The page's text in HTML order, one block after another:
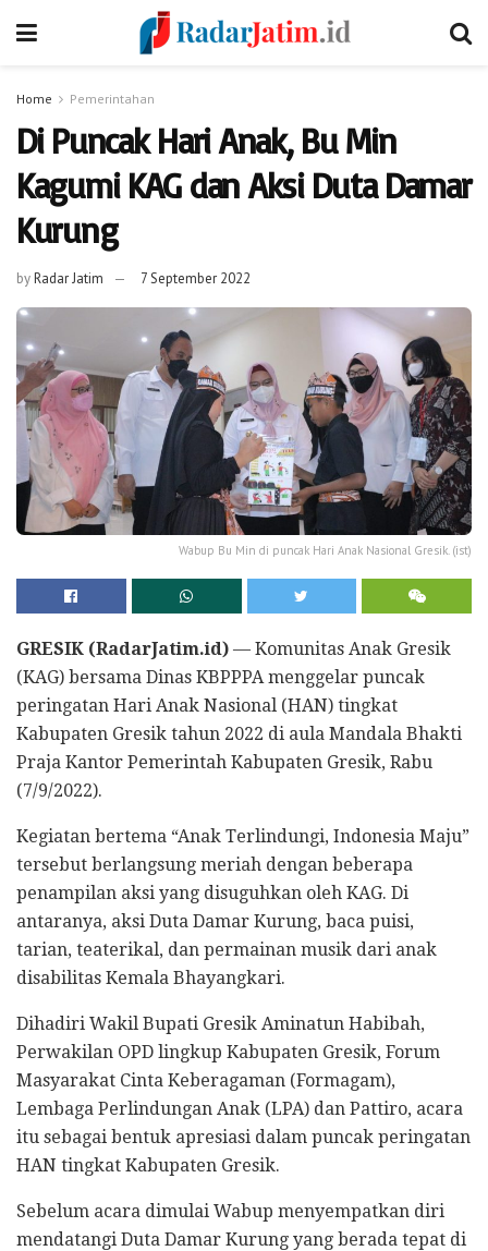
Home Pemerintahan
Di Puncak Hari Anak, Bu Min
Kagumi KAG dan Aksi Duta Damar
Kurung
byRadar Jatim 7 September 2022
Wabup Bu Min di puncak Hari Anak Nasional Gresik. (ist)
GRESIK (RadarJatim.id) — Komunitas Anak Gresik
(KAG) bersama Dinas KBPPPA menggelar puncak
peringatan Hari Anak Nasional (HAN) tingkat
Kabupaten Gresik tahun 2022 di aula Mandala Bhakti
Praja Kantor Pemerintah Kabupaten Gresik, Rabu
(7/9/2022).
Kegiatan bertema “Anak Terlindungi, Indonesia Maju”
tersebut berlangsung meriah dengan beberapa
penampilan aksi yang disuguhkan oleh KAG. Di
antaranya, aksi Duta Damar Kurung, baca puisi,
tarian, teaterikal, dan permainan musik dari anak
disabilitas Kemala Bhayangkari.
Dihadiri Wakil Bupati Gresik Aminatun Habibah,
Perwakilan OPD lingkup Kabupaten Gresik, Forum
Masyarakat Cinta Keberagaman (Formagam),
Lembaga Perlindungan Anak (LPA) dan Pattiro, acara
itu sebagai bentuk apresiasi dalam puncak peringatan
HAN tingkat Kabupaten Gresik.
Sebelum acara dimulai Wabup menyempatkan diri
mendatangi Duta Damar Kurung yang berada tepat di